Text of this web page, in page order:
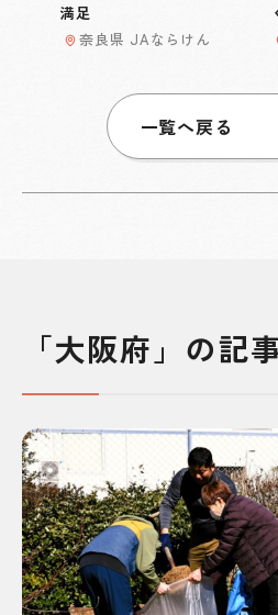
満足
奈良県 JAならけん
一覧へ戻る
「大阪府」の記